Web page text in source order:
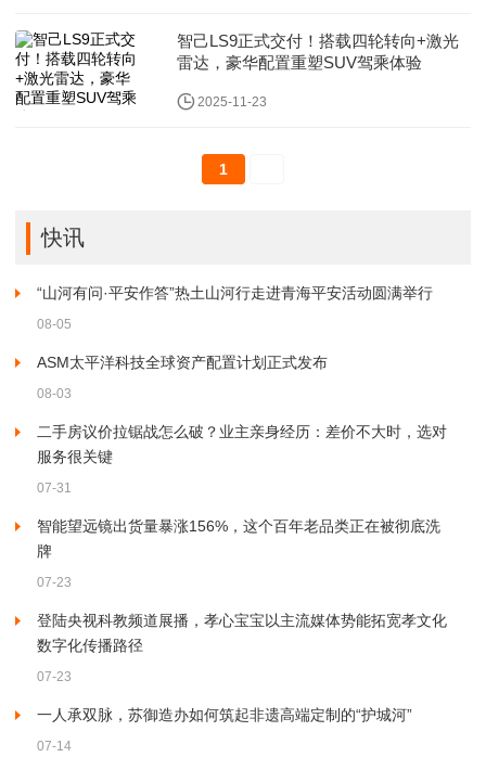
智己LS9正式交付！搭载四轮转向+激光
雷达，豪华配置重塑SUV驾乘体验
2025-11-23
1
快讯
“山河有问·平安作答”热土山河行走进青海平安活动圆满举行
08-05
ASM太平洋科技全球资产配置计划正式发布
08-03
二手房议价拉锯战怎么破？业主亲身经历：差价不大时，选对
服务很关键
07-31
智能望远镜出货量暴涨156%，这个百年老品类正在被彻底洗
牌
07-23
登陆央视科教频道展播，孝心宝宝以主流媒体势能拓宽孝文化
数字化传播路径
07-23
一人承双脉，苏御造办如何筑起非遗高端定制的“护城河”
07-14